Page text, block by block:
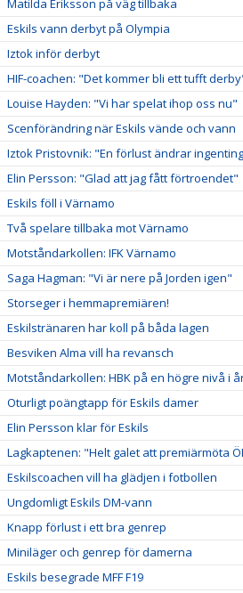
Matilda Eriksson på väg tillbaka
Eskils vann derbyt på Olympia
Iztok inför derbyt
HIF-coachen: "Det kommer bli ett tufft
Louise Hayden: "Vi har spelat ihop oss nu"
Scenförändring när Eskils vände och vann
Iztok Pristovnik: "En förlust ändrar
Elin Persson: "Glad att jag fått förtroendet"
Eskils föll i Värnamo
Två spelare tillbaka mot Värnamo
Motståndarkollen: IFK Värnamo
Saga Hagman: "Vi är nere på Jorden igen"
Storseger i hemmapremiären!
Eskilstränaren har koll på båda lagen
Besviken Alma vill ha revansch
Motståndarkollen: HBK på en högre nivå i
Oturligt poängtapp för Eskils damer
Elin Persson klar för Eskils
Lagkaptenen: "Helt galet att premiärmöta
Eskilscoachen vill ha glädjen i fotbollen
Ungdomligt Eskils DM-vann
Knapp förlust i ett bra genrep
Miniläger och genrep för damerna
Eskils besegrade MFF F19